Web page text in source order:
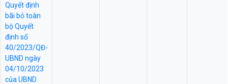
Quyết định
bãi bỏ toàn
bộ Quyết
định số
40/2023/QĐ-
UBND ngày
04/10/2023
của UBND